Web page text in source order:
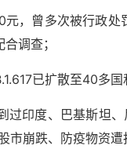
元，曾多次被行政
调查；
已扩散至40多
过印度、巴基斯坦
崩跌、防疫物资遭